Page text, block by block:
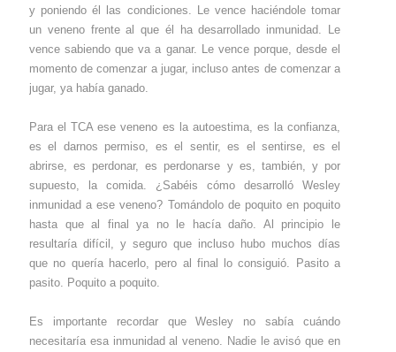
y poniendo él las condiciones. Le vence haciéndole tomar
un veneno frente al que él ha desarrollado inmunidad. Le
vence sabiendo que va a ganar. Le vence porque, desde el
momento de comenzar a jugar, incluso antes de comenzar a
jugar, ya había ganado.
Para el TCA ese veneno es la autoestima, es la confianza,
es el darnos permiso, es el sentir, es el sentirse, es el
abrirse, es perdonar, es perdonarse y es, también, y por
supuesto, la comida. ¿Sabéis cómo desarrolló Wesley
inmunidad a ese veneno? Tomándolo de poquito en poquito
hasta que al final ya no le hacía daño. Al principio le
resultaría difícil, y seguro que incluso hubo muchos días
que no quería hacerlo, pero al final lo consiguió. Pasito a
pasito. Poquito a poquito.
Es importante recordar que Wesley no sabía cuándo
necesitaría esa inmunidad al veneno. Nadie le avisó que en